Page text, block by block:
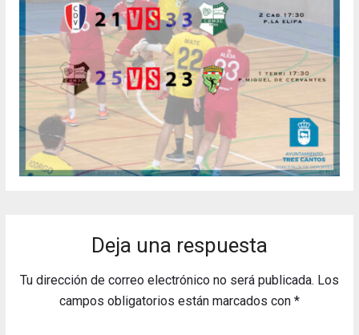
Deja una respuesta
Tu dirección de correo electrónico no será publicada. Los
campos obligatorios están marcados con *